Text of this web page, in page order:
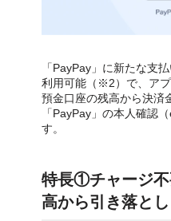
「PayPay」に新たな支
利用可能（※2）で、ア
預金口座の残高から決済
「PayPay」の本人確認
す。
特長①チャージ不
高から引き落とし